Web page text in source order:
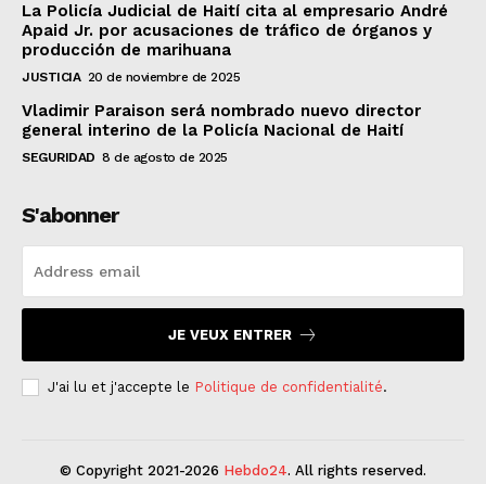
La Policía Judicial de Haití cita al empresario André
Apaid Jr. por acusaciones de tráfico de órganos y
producción de marihuana
JUSTICIA 20 de noviembre de 2025
Vladimir Paraison será nombrado nuevo director
general interino de la Policía Nacional de Haití
SEGURIDAD 8 de agosto de 2025
S'abonner
JE VEUX ENTRER
J'ai lu et j'accepte le Politique de confidentialité.
© Copyright 2021-2026 Hebdo24. All rights reserved.